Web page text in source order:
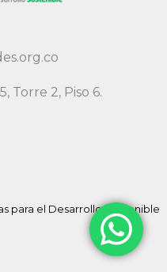
Torre 2, Piso 6.
para el Desarrollo Sostenible